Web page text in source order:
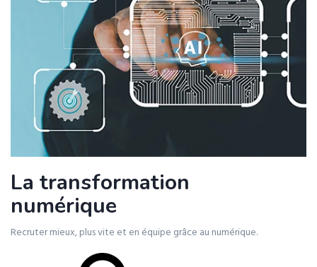
La transformation
numérique
Recruter mieux, plus vite et en équipe grâce au numérique.